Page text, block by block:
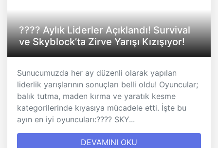
???? Aylık Liderler Açıklandı! Survival
ve Skyblock’ta Zirve Yarışı Kızışıyor!
Sunucumuzda her ay düzenli olarak yapılan
liderlik yarışlarının sonuçları belli oldu! Oyuncular;
balık tutma, maden kırma ve yaratık kesme
kategorilerinde kıyasıya mücadele etti. İşte bu
ayın en iyi oyuncuları:???? SKY...
DEVAMINI OKU